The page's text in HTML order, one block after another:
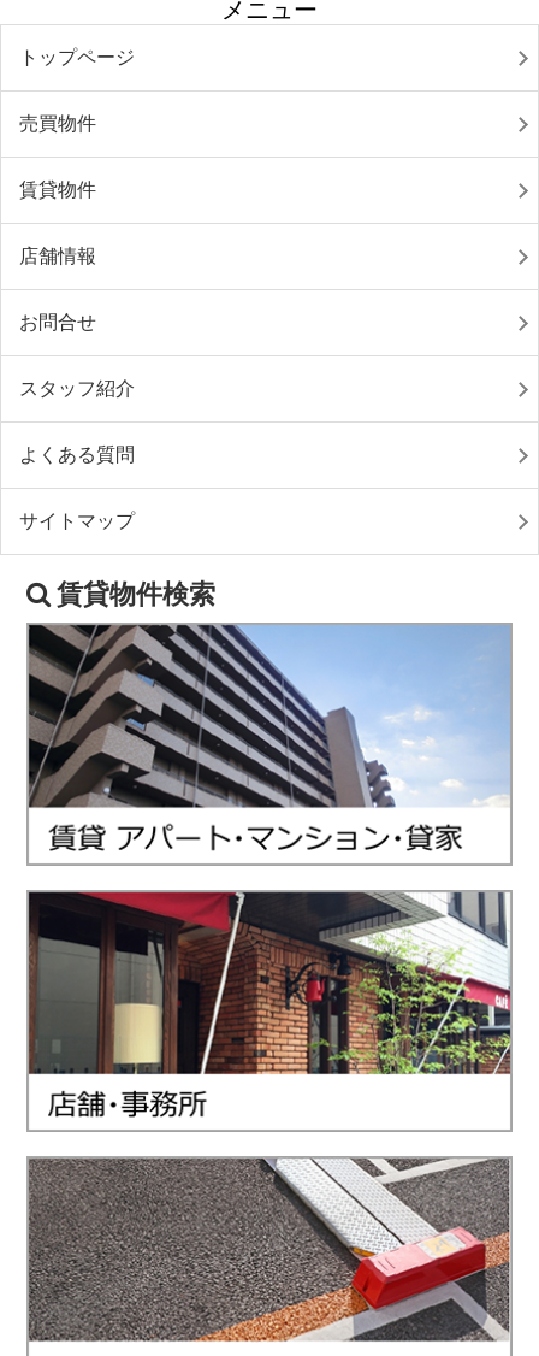
メニュー
トップページ
売買物件
賃貸物件
店舗情報
お問合せ
スタッフ紹介
よくある質問
サイトマップ
賃貸物件検索